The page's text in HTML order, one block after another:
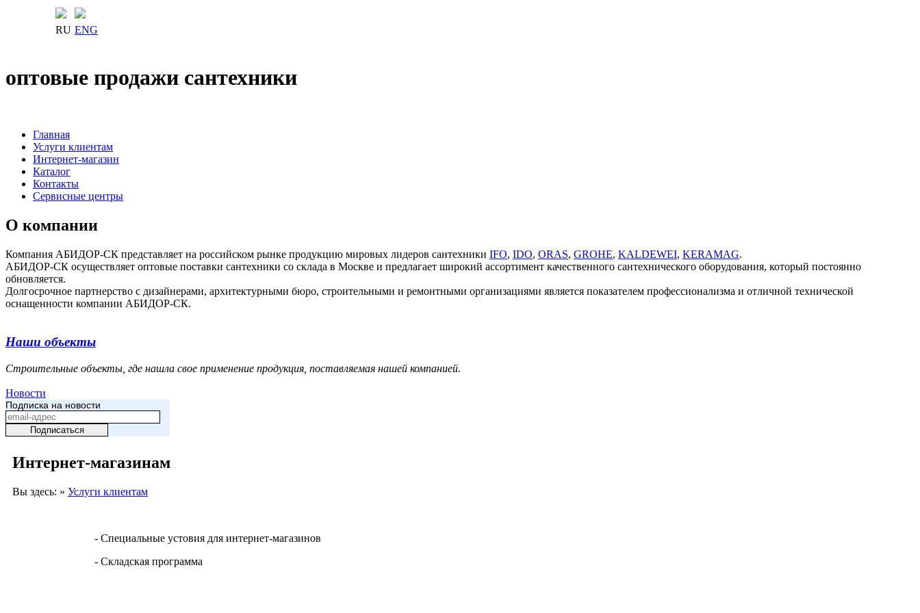
RU ENG
оптовые продажи сантехники
Главная
Услуги клиентам
Интернет-магазин
Каталог
Контакты
Сервисные центры
О компании
Компания АБИДОР-СК представляет на российском рынке продукцию мировых лидеров сантехники IFO, IDO, ORAS, GROHE, KALDEWEI, KERAMAG.
АБИДОР-СК осуществляет оптовые поставки сантехники со склада в Москве и предлагает широкий ассортимент качественного сантехнического оборудования, который постоянно
обновляется.
Долгосрочное партнерство с дизайнерами, архитектурными бюро, строительными и ремонтными организациями является показателем профессионализма и отличной технической
оснащенности компании АБИДОР-СК.
Наши объекты
Строительные объекты, где нашла свое применение продукция, поставляемая нашей компанией.
Новости
Подписка на новости
Интернет-магазинам
Вы здесь: » Услуги клиентам
- Специальные устовия для интернет-магазинов
- Складская программа